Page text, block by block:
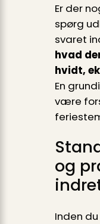
Er der
spørg
svaret
hvad
hvidt,
En
være
og
Inden